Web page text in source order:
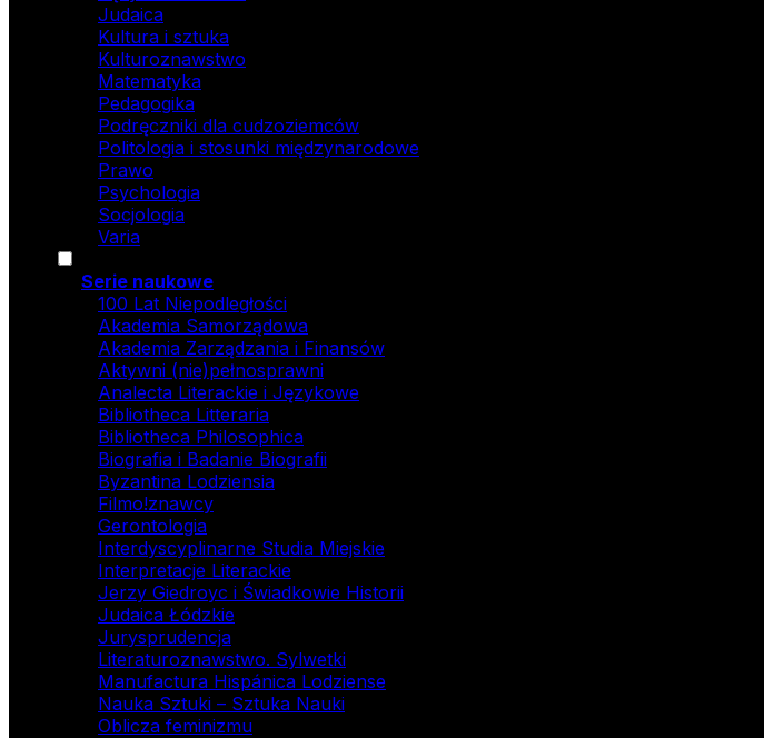
Judaica
Kultura i sztuka
Kulturoznawstwo
Matematyka
Pedagogika
Podręczniki dla cudzoziemców
Politologia i stosunki międzynarodowe
Prawo
Psychologia
Socjologia
Varia
Serie naukowe
100 Lat Niepodległości
Akademia Samorządowa
Akademia Zarządzania i Finansów
Aktywni (nie)pełnosprawni
Analecta Literackie i Językowe
Bibliotheca Litteraria
Bibliotheca Philosophica
Biografia i Badanie Biografii
Byzantina Lodziensia
Filmo!znawcy
Gerontologia
Interdyscyplinarne Studia Miejskie
Interpretacje Literackie
Jerzy Giedroyc i Świadkowie Historii
Judaica Łódzkie
Jurysprudencja
Literaturoznawstwo. Sylwetki
Manufactura Hispánica Lodziense
Nauka Sztuki – Sztuka Nauki
Oblicza feminizmu